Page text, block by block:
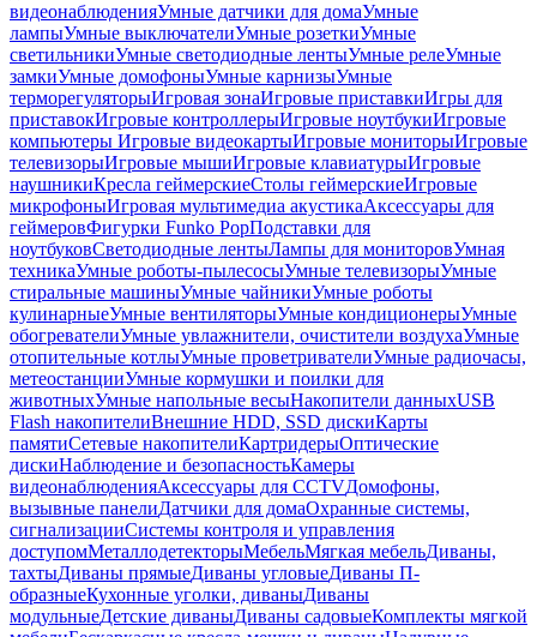
видеонаблюденияУмные датчики для домаУмные
лампыУмные выключателиУмные розеткиУмные
светильникиУмные светодиодные лентыУмные релеУмные
замкиУмные домофоныУмные карнизыУмные
терморегуляторыИгровая зонаИгровые приставкиИгры для
приставокИгровые контроллерыИгровые ноутбукиИгровые
компьютеры Игровые видеокартыИгровые мониторыИгровые
телевизорыИгровые мышиИгровые клавиатурыИгровые
наушникиКресла геймерскиеСтолы геймерскиеИгровые
микрофоныИгровая мультимедиа акустикаАксессуары для
геймеровФигурки Funko PopПодставки для
ноутбуковСветодиодные лентыЛампы для мониторовУмная
техникаУмные роботы-пылесосыУмные телевизорыУмные
стиральные машиныУмные чайникиУмные роботы
кулинарныеУмные вентиляторыУмные кондиционерыУмные
обогревателиУмные увлажнители, очистители воздухаУмные
отопительные котлыУмные проветривателиУмные радиочасы,
метеостанцииУмные кормушки и поилки для
животныхУмные напольные весыНакопители данныхUSB
Flash накопителиВнешние HDD, SSD дискиКарты
памятиСетевые накопителиКартридерыОптические
дискиНаблюдение и безопасностьКамеры
видеонаблюденияАксессуары для CCTVДомофоны,
вызывные панелиДатчики для домаОхранные системы,
сигнализацииСистемы контроля и управления
доступомМеталлодетекторыМебельМягкая мебельДиваны,
тахтыДиваны прямыеДиваны угловыеДиваны П-
образныеКухонные уголки, диваныДиваны
модульныеДетские диваныДиваны садовыеКомплекты мягкой